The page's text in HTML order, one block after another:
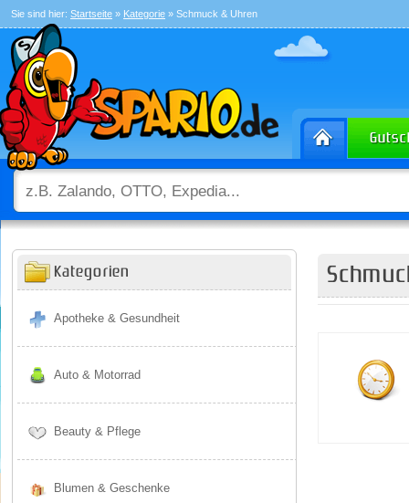
Sie sind hier: Startseite » Kategorie » Schmuck & Uhren
Kategorien
Apotheke & Gesundheit
Auto & Motorrad
Beauty & Pflege
Blumen & Geschenke